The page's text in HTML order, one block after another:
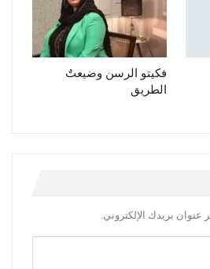
فكيتو الرسن وضيعتٌ
الطريق
عنوان بريدك الإلكتروني.